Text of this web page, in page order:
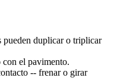
pueden duplicar o triplicar
con el pavimento.
-- frenar o girar